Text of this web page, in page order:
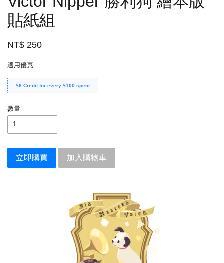
貼紙組
NT$ 250
適用優惠
$8 Credit for every $100 spent
數量
立即購買 加入購物車